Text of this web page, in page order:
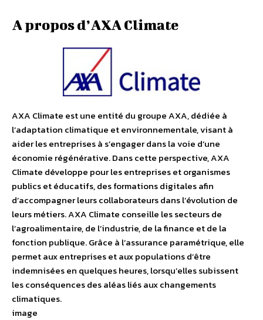
A propos d’AXA Climate
AXA Climate est une entité du groupe AXA, dédiée à
l’adaptation climatique et environnementale, visant à
aider les entreprises à s’engager dans la voie d’une
économie régénérative. Dans cette perspective, AXA
Climate développe pour les entreprises et organismes
publics et éducatifs, des formations digitales afin
d’accompagner leurs collaborateurs dans l’évolution de
leurs métiers. AXA Climate conseille les secteurs de
l’agroalimentaire, de l’industrie, de la finance et de la
fonction publique. Grâce à l’assurance paramétrique, elle
permet aux entreprises et aux populations d’être
indemnisées en quelques heures, lorsqu’elles subissent
les conséquences des aléas liés aux changements
climatiques.
image